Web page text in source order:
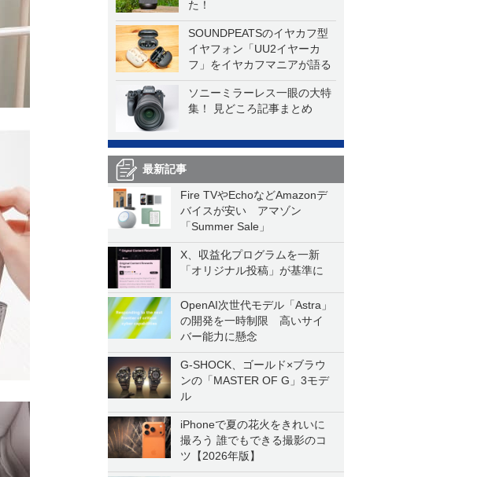
た！
SOUNDPEATSのイヤカフ型
イヤフォン「UU2イヤーカ
フ」をイヤカフマニアが語る
ソニーミラーレス一眼の大特
集！ 見どころ記事まとめ
最新記事
Fire TVやEchoなどAmazonデ
バイスが安い アマゾン
「Summer Sale」
X、収益化プログラムを一新
「オリジナル投稿」が基準に
OpenAI次世代モデル「Astra」
の開発を一時制限 高いサイ
バー能力に懸念
G-SHOCK、ゴールド×ブラウ
ンの「MASTER OF G」3モデ
ル
iPhoneで夏の花火をきれいに
撮ろう 誰でもできる撮影のコ
ツ【2026年版】